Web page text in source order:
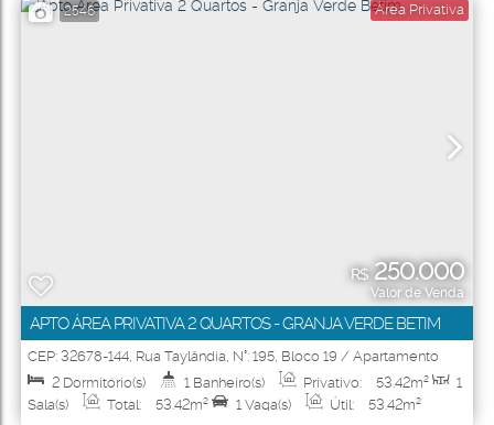
2546 Área Privativa
R$250.000
Valor de Venda
APTO ÁREA PRIVATIVA 2 QUARTOS - GRANJA VERDE BETIM
CEP: 32678-144, Rua Taylândia, N°: 195, Bloco 19 / Apartamento
103
, Granja Verde , Betim Minas Gerais ,Brasil
2 Dormitório(s) 1 Banheiro(s) Privativo: 53.42m²
1
Sala(s)
Total: 53.42m² 1 Vaga(s) Útil: 53.42m²